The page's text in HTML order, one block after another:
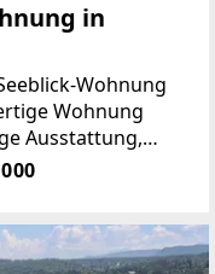
in
Wohnung
Wohnung
Ausstattung,
einen
Auf rund